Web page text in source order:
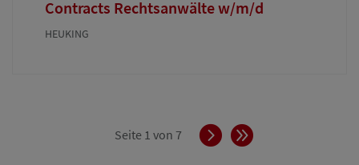
Contracts Rechtsanwälte w/m/d
HEUKING
Seite 1 von 7 VorwärtsEnde